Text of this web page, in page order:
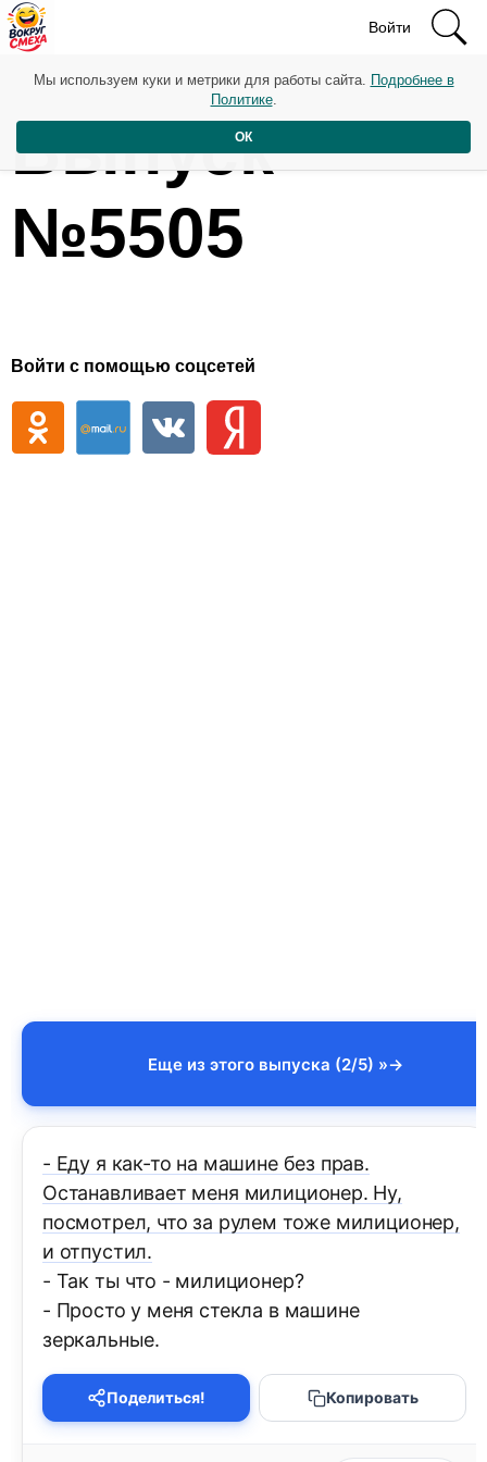
Войти
Выпуск
№5505
Войти с помощью соцсетей
Еще из этого выпуска (2/5) »
- Еду я как-то на машине без прав.
Останавливает меня милиционер. Ну,
посмотрел, что за рулем тоже милиционер,
и отпустил.
- Так ты что - милиционер?
- Просто у меня стекла в машине
зеркальные.
Поделиться! Копировать
Мы используем куки и метрики для работы сайта. Подробнее в
Политике.
ОК